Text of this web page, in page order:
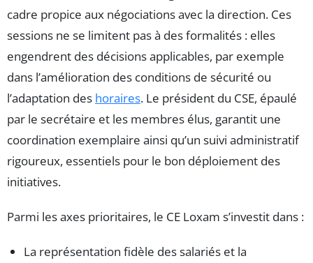
cadre propice aux négociations avec la direction. Ces
sessions ne se limitent pas à des formalités : elles
engendrent des décisions applicables, par exemple
dans l’amélioration des conditions de sécurité ou
l’adaptation des horaires. Le président du CSE, épaulé
par le secrétaire et les membres élus, garantit une
coordination exemplaire ainsi qu’un suivi administratif
rigoureux, essentiels pour le bon déploiement des
initiatives.
Parmi les axes prioritaires, le CE Loxam s’investit dans :
La représentation fidèle des salariés et la